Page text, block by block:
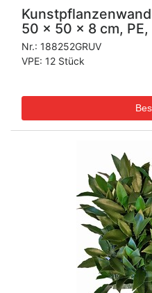
50 x 50 x 8 cm,
Nr.: 188252GRUV
VPE: 12 Stück